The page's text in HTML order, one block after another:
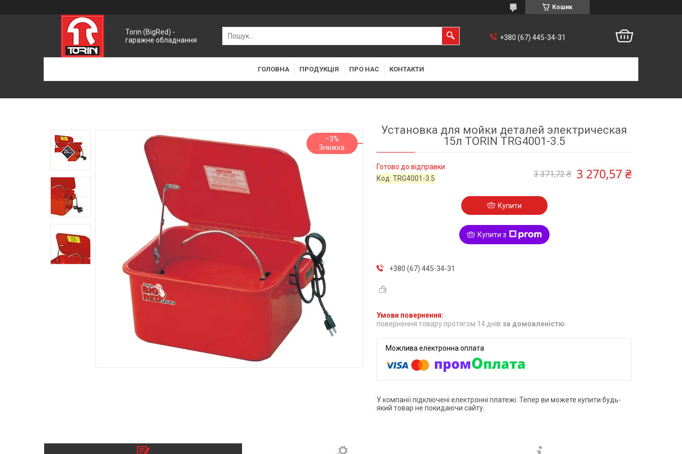
Кошик
Torin (BigRed) -
гаражне обладнання
+380 (67) 445-34-31
ГОЛОВНА ПРОДУКЦІЯ ПРО НАС КОНТАКТИ
–3%
Установка для мойки деталей электрическая
15л TORIN TRG4001-3.5
Готово до відправки
Код:TRG4001-3.5 3 371,72 ₴ 3 270,57 ₴
Купити
Купити з
+380 (67) 445-34-31
повернення товару протягом 14 днів за домовленістю
У компанії підключені електронні платежі. Тепер ви можете купити будь-
який товар не покидаючи сайту.